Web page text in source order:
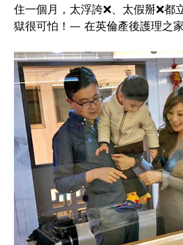
住一個月，太浮誇❌、太假掰❌都
獄很可怕！— 在英倫產後護理之家
英
倫
產
後
理
之